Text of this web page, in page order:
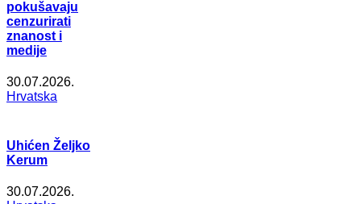
pokušavaju
cenzurirati
znanost i
medije
30.07.2026.
Hrvatska
Uhićen Željko
Kerum
30.07.2026.